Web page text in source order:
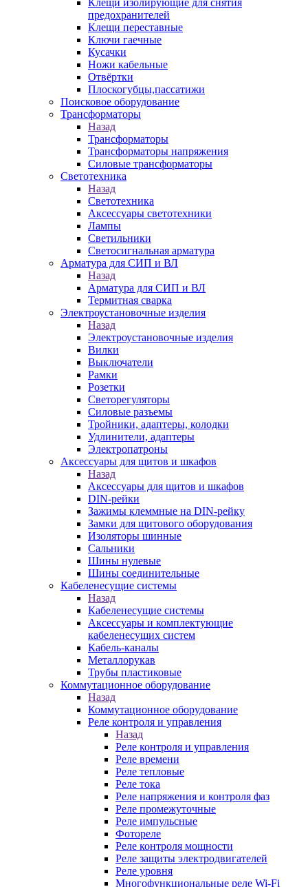
Клещи изолирующие для снятия
предохранителей
Клещи переставные
Ключи гаечные
Кусачки
Ножи кабельные
Отвёртки
Плоскогубцы,пассатижи
Поисковое оборудование
Трансформаторы
Назад
Трансформаторы
Трансформаторы напряжения
Силовые трансформаторы
Светотехника
Назад
Светотехника
Аксессуары светотехники
Лампы
Светильники
Светосигнальная арматура
Арматура для СИП и ВЛ
Назад
Арматура для СИП и ВЛ
Термитная сварка
Электроустановочные изделия
Назад
Электроустановочные изделия
Вилки
Выключатели
Рамки
Розетки
Светорегуляторы
Силовые разъемы
Тройники, адаптеры, колодки
Удлинители, адаптеры
Электропатроны
Аксессуары для щитов и шкафов
Назад
Аксессуары для щитов и шкафов
DIN-рейки
Зажимы клеммные на DIN-рейку
Замки для щитового оборудования
Изоляторы шинные
Сальники
Шины нулевые
Шины соединительные
Кабеленесущие системы
Назад
Кабеленесущие системы
Аксессуары и комплектующие
кабеленесущих систем
Кабель-каналы
Металлорукав
Трубы пластиковые
Коммутационное оборудование
Назад
Коммутационное оборудование
Реле контроля и управления
Назад
Реле контроля и управления
Реле времени
Реле тепловые
Реле тока
Реле напряжения и контроля фаз
Реле промежуточные
Реле импульсные
Фотореле
Реле контроля мощности
Реле защиты электродвигателей
Реле уровня
Многофункциональные реле Wi-Fi